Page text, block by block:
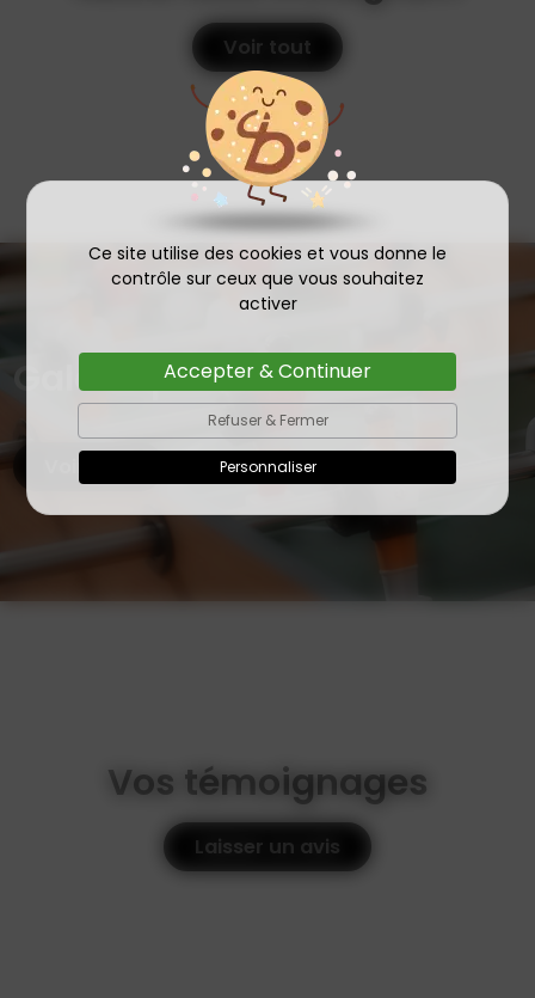
Ce site utilise des cookies et vous donne le
contrôle sur ceux que vous souhaitez
activer
Accepter & Continuer
Refuser & Fermer
Personnaliser
Voir tout
Galerie photos
Vos témoignages
Laisser un avis